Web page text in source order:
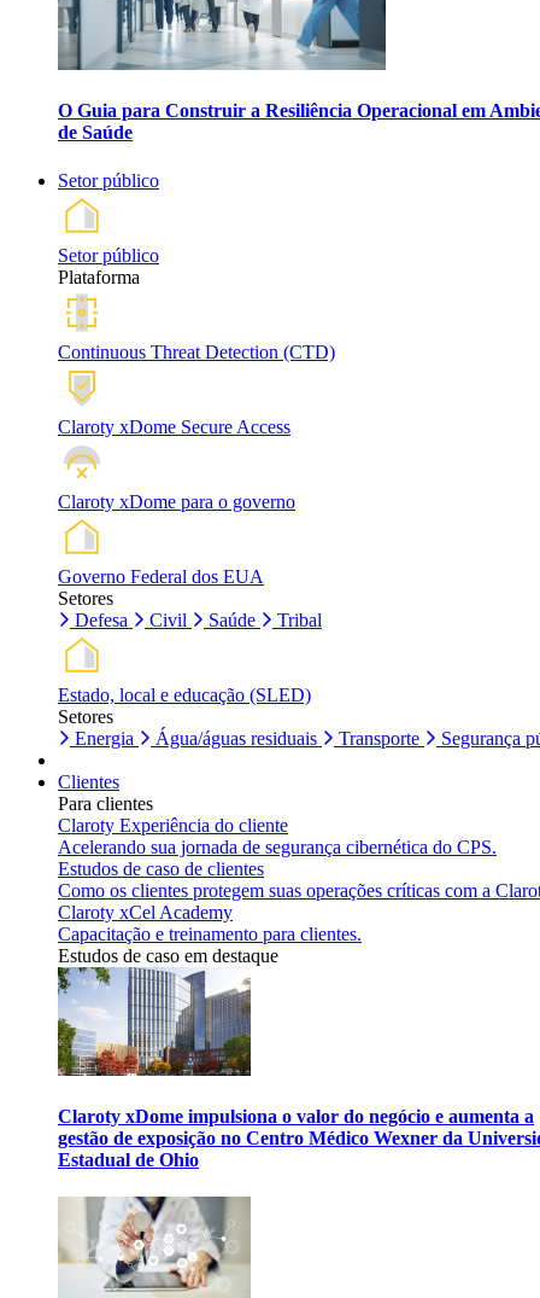
O Guia para Construir a Resiliência Operacional em
de Saúde
Setor público
Setor público
Plataforma
Continuous Threat Detection (CTD)
Claroty xDome Secure Access
Claroty xDome para o governo
Governo Federal dos EUA
Setores
Defesa
Civil Saúde Tribal
Estado, local e educação (SLED)
Setores
Energia
Água/águas residuais Transporte Segurança
Clientes
Para clientes
Claroty Experiência do cliente
Acelerando sua jornada de segurança cibernética do CPS.
Estudos de caso de clientes
Como os clientes protegem suas operações críticas com a
Claroty xCel Academy
Capacitação e treinamento para clientes.
Estudos de caso em destaque
Claroty xDome impulsiona o valor do negócio e aumenta a
gestão de exposição no Centro Médico Wexner da
Estadual de Ohio